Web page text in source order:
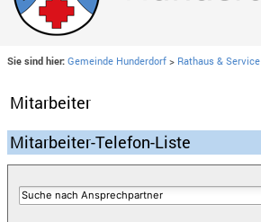
Sie sind hier: Gemeinde Hunderdorf > Rathaus & Service
Mitarbeiter
Mitarbeiter-Telefon-Liste